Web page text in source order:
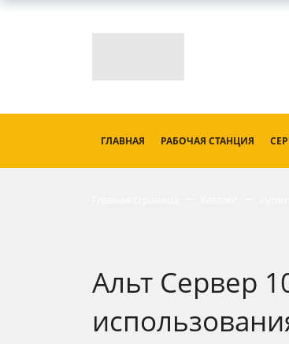
ГЛАВНАЯ РАБОЧАЯ СТАНЦИЯ
Альт Сервер